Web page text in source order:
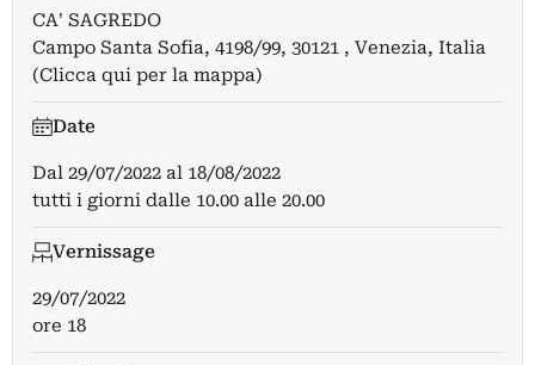
CA' SAGREDO
Campo Santa Sofia, 4198/99, 30121 , Venezia, Italia
(Clicca qui per la mappa)
Date
Dal 29/07/2022 al 18/08/2022
tutti i giorni dalle 10.00 alle 20.00
Vernissage
29/07/2022
ore 18